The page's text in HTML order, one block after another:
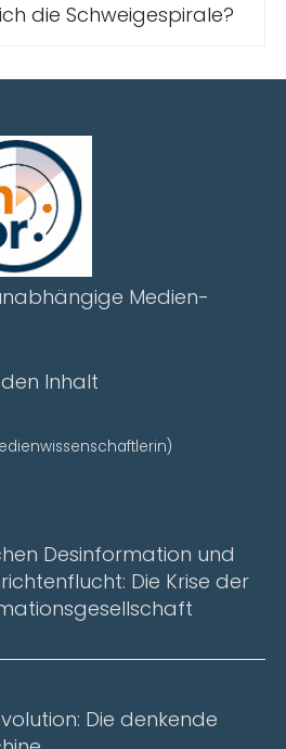
die Schweigespirale?
Medien-
Inhalt
Desinformation und
Die Krise der
Die denkende